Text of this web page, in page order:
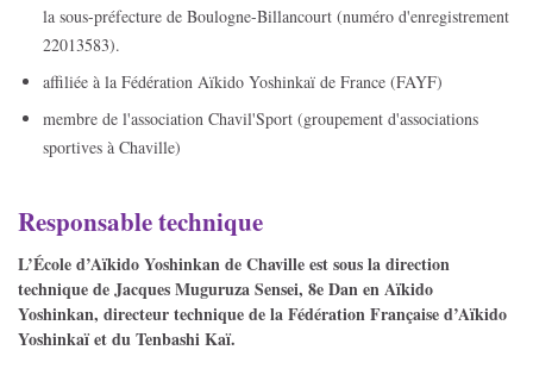
la sous-préfecture de Boulogne-Billancourt (numéro d'enregistrement
22013583).
affiliée à la Fédération Aïkido Yoshinkaï de France (FAYF)
membre de l'association Chavil'Sport (groupement d'associations
sportives à Chaville)
Responsable technique
L’École d’Aïkido Yoshinkan de Chaville est sous la direction
technique de Jacques Muguruza Sensei, 8e Dan en Aïkido
Yoshinkan, directeur technique de la Fédération Française d’Aïkido
Yoshinkaï et du Tenbashi Kaï.